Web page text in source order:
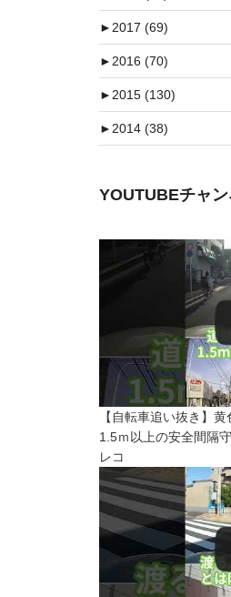
►2017 (69)
►2016 (70)
►2015 (130)
►2014 (38)
YOUTUBEチャ
【自転車追い抜き】
1.5ｍ以上の安全間隔
レコ